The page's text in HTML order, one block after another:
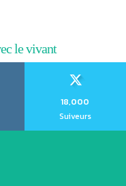
le vivant
18,000
Suiveurs